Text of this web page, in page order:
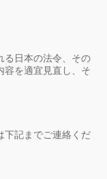
る日本の法令、その
容を適宜見直し、そ
下記までご連絡くだ